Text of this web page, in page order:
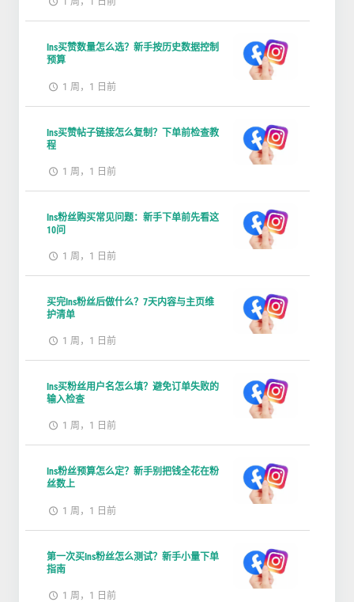
Ins买赞数量怎么选？新手按历史数据控制
预算
1 周，1 日前
Ins买赞帖子链接怎么复制？下单前检查教
程
1 周，1 日前
Ins粉丝购买常见问题：新手下单前先看这
10问
1 周，1 日前
买完Ins粉丝后做什么？7天内容与主页维
护清单
1 周，1 日前
Ins买粉丝用户名怎么填？避免订单失败的
输入检查
1 周，1 日前
Ins粉丝预算怎么定？新手别把钱全花在粉
丝数上
1 周，1 日前
第一次买Ins粉丝怎么测试？新手小量下单
指南
1 周，1 日前